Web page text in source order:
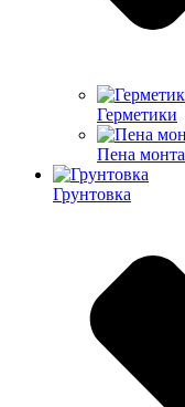
Герметики
Пена
Грунтовка